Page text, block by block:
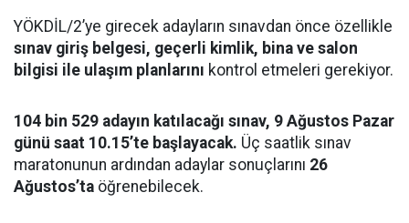
YÖKDİL/2’ye girecek adayların sınavdan önce özellikle
sınav giriş belgesi, geçerli kimlik, bina ve salon
bilgisi ile ulaşım planlarını kontrol etmeleri gerekiyor.
104 bin 529 adayın katılacağı sınav, 9 Ağustos Pazar
günü saat 10.15’te başlayacak. Üç saatlik sınav
maratonunun ardından adaylar sonuçlarını 26
Ağustos’ta öğrenebilecek.